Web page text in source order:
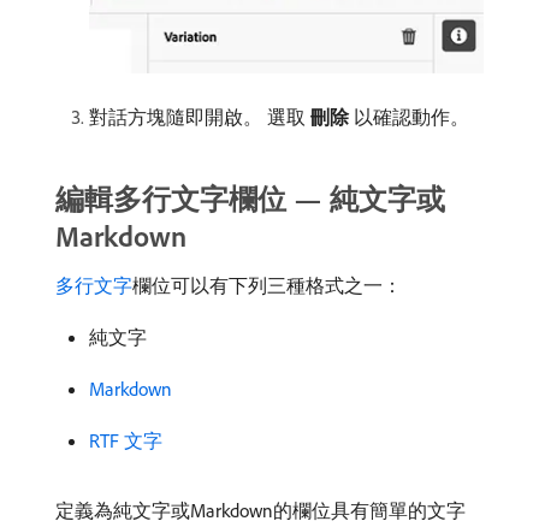
對話方塊隨即開啟。 選取​ 刪除​以確認動作。
編輯多行文字欄位 — 純文字或
Markdown
多行文字​欄位可以有下列三種格式之一：
純文字
Markdown
RTF 文字
定義為純文字或Markdown的欄位具有簡單的文字